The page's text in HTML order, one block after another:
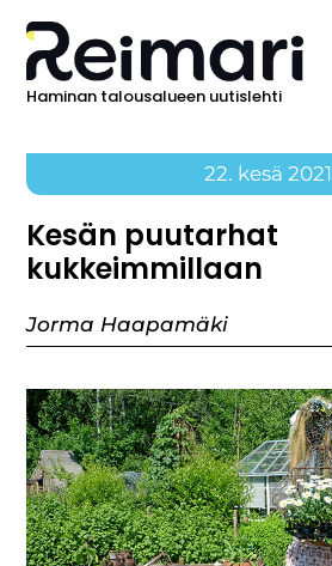
Haminan talousalueen uutislehti
22. kesä 2021
Kesän puutarhat
kukkeimmillaan
Jorma Haapamäki